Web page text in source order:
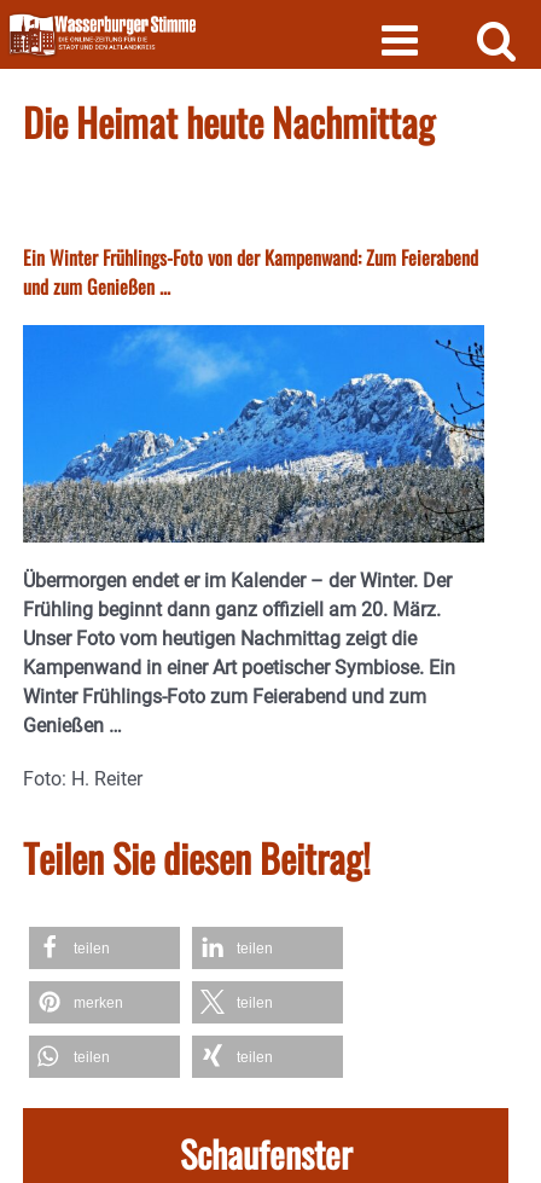
Skip
to
content
Die Heimat heute Nachmittag
Ein Winter Frühlings-Foto von der Kampenwand: Zum Feierabend
und zum Genießen ...
Übermorgen endet er im Kalender – der Winter. Der
Frühling beginnt dann ganz offiziell am 20. März.
Unser Foto vom heutigen Nachmittag zeigt die
Kampenwand in einer Art poetischer Symbiose. Ein
Winter Frühlings-Foto zum Feierabend und zum
Genießen …
Foto: H. Reiter
Teilen Sie diesen Beitrag!
teilen teilen
merken teilen
teilen teilen
Schaufenster